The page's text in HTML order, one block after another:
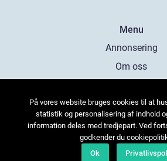
Menu
Annonsering
Om oss
Kontakta oss
Sitemap
På vores website bruges cookies til at
statistik og personalisering af indhold
information deles med tredjepart. Ved
godkender du
Ok